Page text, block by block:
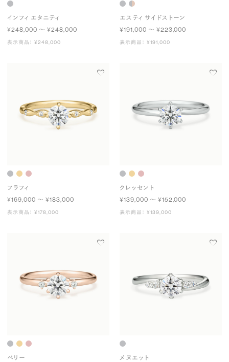
インフィ エタニティ
¥248,000 〜 ¥248,000
表示商品： ¥248,000
エスティ サイドストーン
¥191,000 〜 ¥223,000
表示商品： ¥191,000
フラフィ
¥169,000 〜 ¥183,000
表示商品： ¥178,000
クレッセント
¥139,000 〜 ¥152,000
表示商品： ¥139,000
ベリー
メヌエット